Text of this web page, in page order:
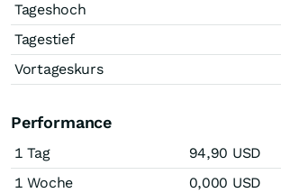
Tageshoch
Tagestief
Vortageskurs
Performance
1 Tag 94,90 USD
1 Woche
0,000 USD